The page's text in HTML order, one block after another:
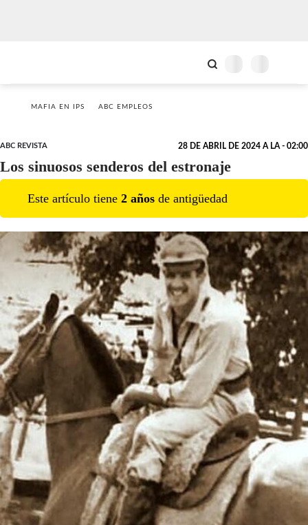
MAFIA EN IPS ABC EMPLEOS
ABC REVISTA 28 DE ABRIL DE 2024 A LA - 02:00
Los sinuosos senderos del estronaje
Este artículo tiene 2 años de antigüedad